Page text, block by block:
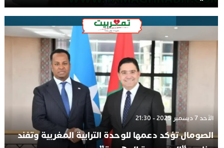
الأحد 7 ديسمبر 2025 - 21:30
الصومال تؤكد دعمها للوحدة الترابية المغربية وتفند